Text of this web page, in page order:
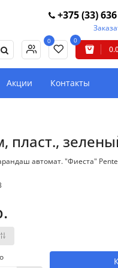
+375 (33)
0 0
Акции Контакты
автомат. "Фиеста"